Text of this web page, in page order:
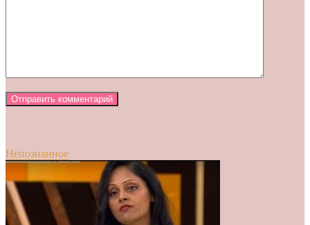
Непознанное